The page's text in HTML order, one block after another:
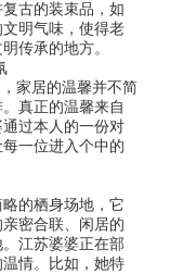
古的装束品，如
明气味，使得老
传承的地方。
家居的温馨并不简
真正的温馨来自
过本人的一份对
一位进入个中的
的栖身场地，它
密合联、闲居的
江苏婆婆正在部
情。比如，她特